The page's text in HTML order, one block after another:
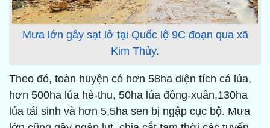
Mưa lớn gây sạt lở tại Quốc lộ 9C đoạn qua xã
Kim Thủy.
Theo đó, toàn huyện có hơn 58ha diện tích cá lúa,
hơn 500ha lúa hè-thu, 50ha lúa đông-xuân,130ha
lúa tái sinh và hơn 5,5ha sen bị ngập cục bộ. Mưa